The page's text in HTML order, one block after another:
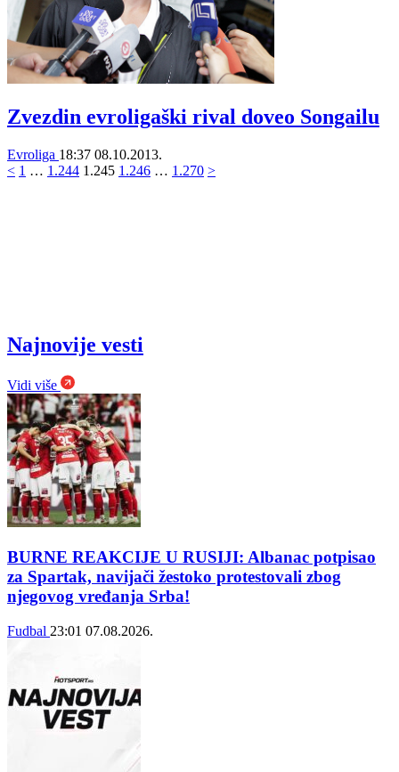
Zvezdin evroligaški rival doveo Songailu
Evroliga 18:37 08.10.2013.
< 1 … 1.244 1.245 1.246 … 1.270 >
Najnovije vesti
Vidi više
BURNE REAKCIJE U RUSIJI: Albanac potpisao
za Spartak, navijači žestoko protestovali zbog
njegovog vređanja Srba!
Fudbal 23:01 07.08.2026.